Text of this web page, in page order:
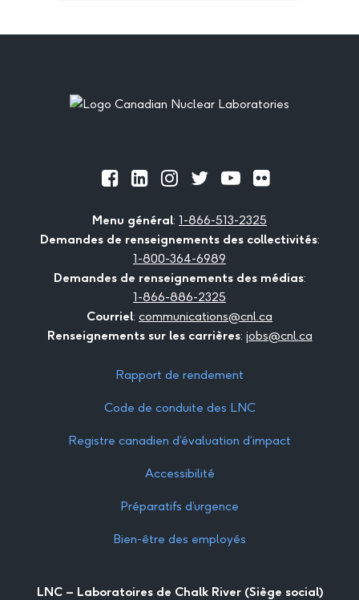
Footer
Facebook
LinkedInInstagramTwitterYoutube
Flickr
Menu général: 1-866-513-2325
Demandes de renseignements des collectivités:
1-800-364-6989
Demandes de renseignements des médias:
1-866-886-2325
Courriel: communications@cnl.ca
Renseignements sur les carrières: jobs@cnl.ca
Rapport de rendement
Code de conduite des LNC
Registre canadien d’évaluation d’impact
Accessibilité
Préparatifs d’urgence
Bien-être des employés
LNC – Laboratoires de Chalk River (Siège social)